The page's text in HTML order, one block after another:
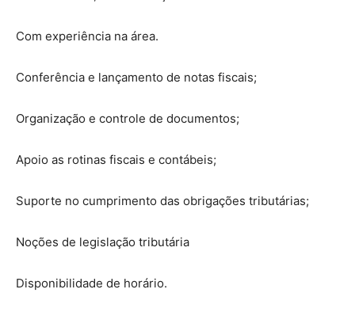
Com experiência na área.
Conferência e lançamento de notas fiscais;
Organização e controle de documentos;
Apoio as rotinas fiscais e contábeis;
Suporte no cumprimento das obrigações tributárias;
Noções de legislação tributária
Disponibilidade de horário.